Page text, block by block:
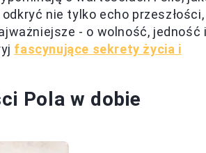
nie tylko echo przeszłości,
- o wolność, jedność
fascynujące sekrety życia i
Pola w dobie